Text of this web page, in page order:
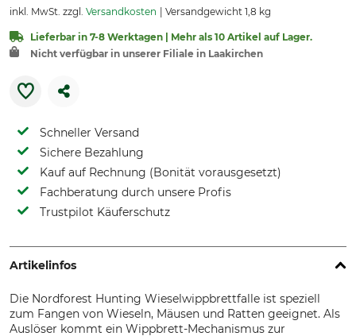
inkl. MwSt. zzgl. Versandkosten Versandgewicht 1,8 kg
Lieferbar in 7-8 Werktagen | Mehr als 10 Artikel auf Lager.
Nicht verfügbar in unserer Filiale in Laakirchen
Schneller Versand
Sichere Bezahlung
Kauf auf Rechnung (Bonität vorausgesetzt)
Fachberatung durch unsere Profis
Trustpilot Käuferschutz
Artikelinfos
Die Nordforest Hunting Wieselwippbrettfalle ist speziell
zum Fangen von Wieseln, Mäusen und Ratten geeignet. Als
Auslöser kommt ein Wippbrett-Mechanismus zur